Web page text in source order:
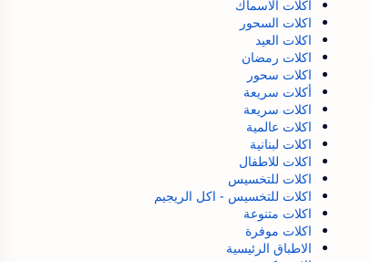
اكلات الاسماك
اكلات السحور
اكلات العيد
اكلات رمضان
اكلات سحور
أكلات سريعة
اكلات سريعة
اكلات عالمية
اكلات لبنانية
اكلات للاطفال
اكلات للتخسيس
اكلات للتخسيس - اكل الريجيم
اكلات متنوعة
اكلات موفرة
الاطباق الرئيسية